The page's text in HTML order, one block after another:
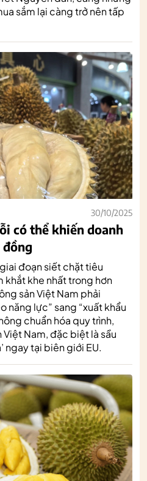
sắm lại càng trở nên tấp
30/10/2025
có thể khiến doanh
đồng
đoạn siết chặt tiêu
khắt khe nhất trong hơn
sản Việt Nam phải
năng lực” sang “xuất khẩu
chuẩn hóa quy trình,
Nam, đặc biệt là sầu
ngay tại biên giới EU.